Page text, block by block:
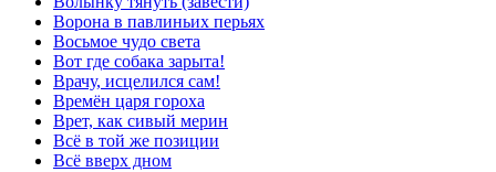
Ворона в павлиньих перьях
Восьмое чудо света
Вот где собака зарыта!
Врачу, исцелился сам!
Времён царя гороха
Врет, как сивый мерин
Всё в той же позиции
Всё вверх дном